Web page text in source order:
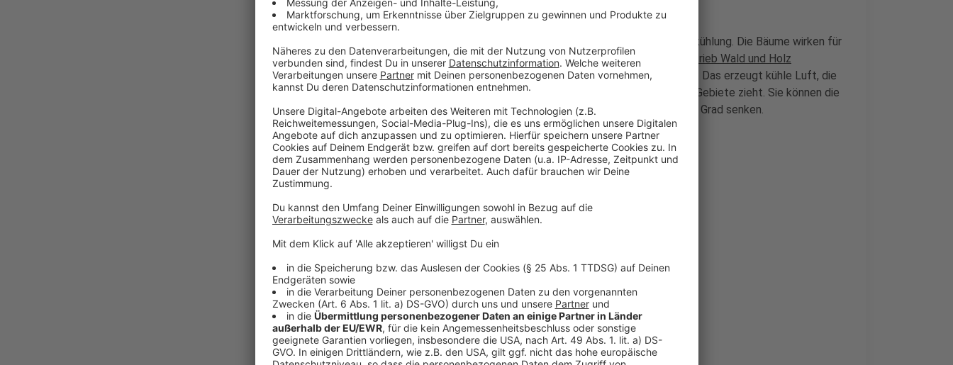
Bei Temperaturen von fast 40 Grad bringt ein schattiger Walt Abkühlung. Die Bäume wirken für
unsere Städte wie eine Klimaanlage. Darauf macht der
Landesbetrieb Wald und Holz
aufmerksam. Die Bäume verdunsten bei Hitze extrem viel Wasser. Das erzeugt kühle Luft, die
abends als frischer Wind bis in unsere bebauten Innenstädte und Gebiete zieht. Sie können die
Temperatur im Vergleich zu aufgeheizten Städten um bis zu zehn Grad senken.
Anzeige
Anzeige
Infos zur erhöhten Waldbrandgefahr
Aktuelles Grillverbot in den Düsseldorfer Parks
Wetterwarnungen des DWD
Anzeige